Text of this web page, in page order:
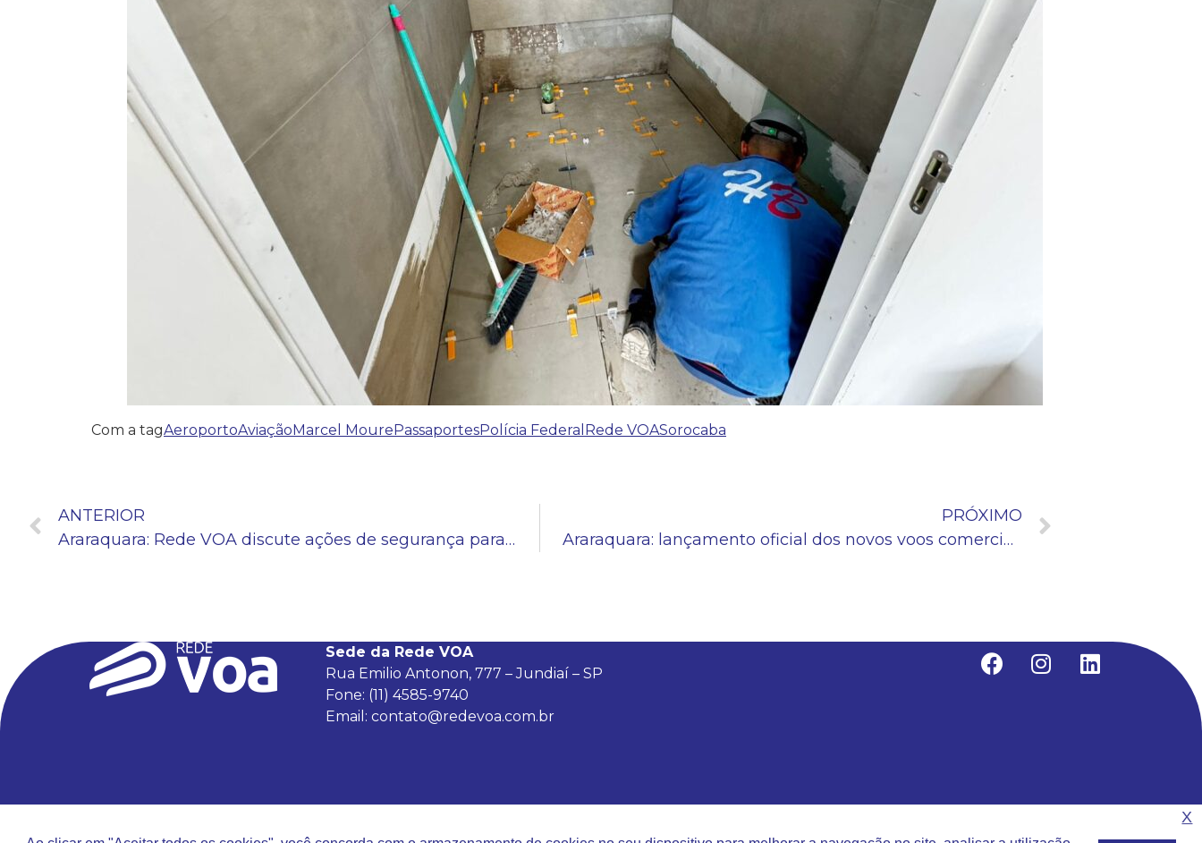
Com a tagAeroportoAviaçãoMarcel MourePassaportesPolícia Federal Rede VOASorocaba
ANTERIOR
Araraquara: Rede VOA discute ações de segurança para início dos voos comerciais
PRÓXIMO
Araraquara: lançamento oficial dos novos voos comerciais acontece na próxima quarta-feira (21)
Sede da Rede VOA
Rua Emilio Antonon, 777 – Jundiaí – SP
Fone: (11) 4585-9740
Email: contato@redevoa.com.br
X